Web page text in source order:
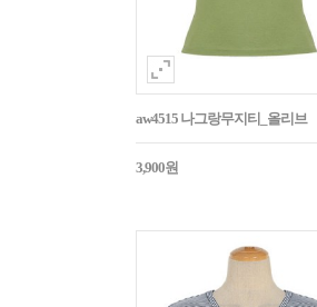
aw4515 나그랑무지티_올리브
3,900원